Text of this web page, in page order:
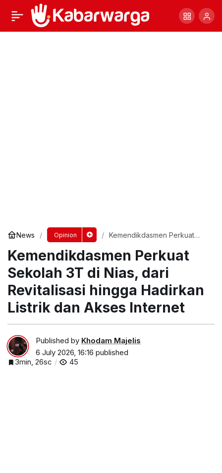
News Opinion
Kemendikdasmen Perkuat
Revitalisasi hingga Hadirkan
Listrik dan Akses Internet
Kemendikdasmen Perkuat
Sekolah 3T di Nias, dari
Revitalisasi hingga Hadirkan
Listrik dan Akses Internet
Published by Khodam Majelis
6 July 2026, 16:16 published
3min, 26sc
45